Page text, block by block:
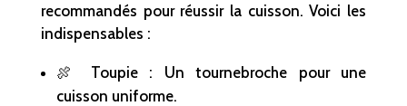
recommandés pour réussir la cuisson. Voici les
indispensables :
🍖 Toupie : Un tournebroche pour une
cuisson uniforme.